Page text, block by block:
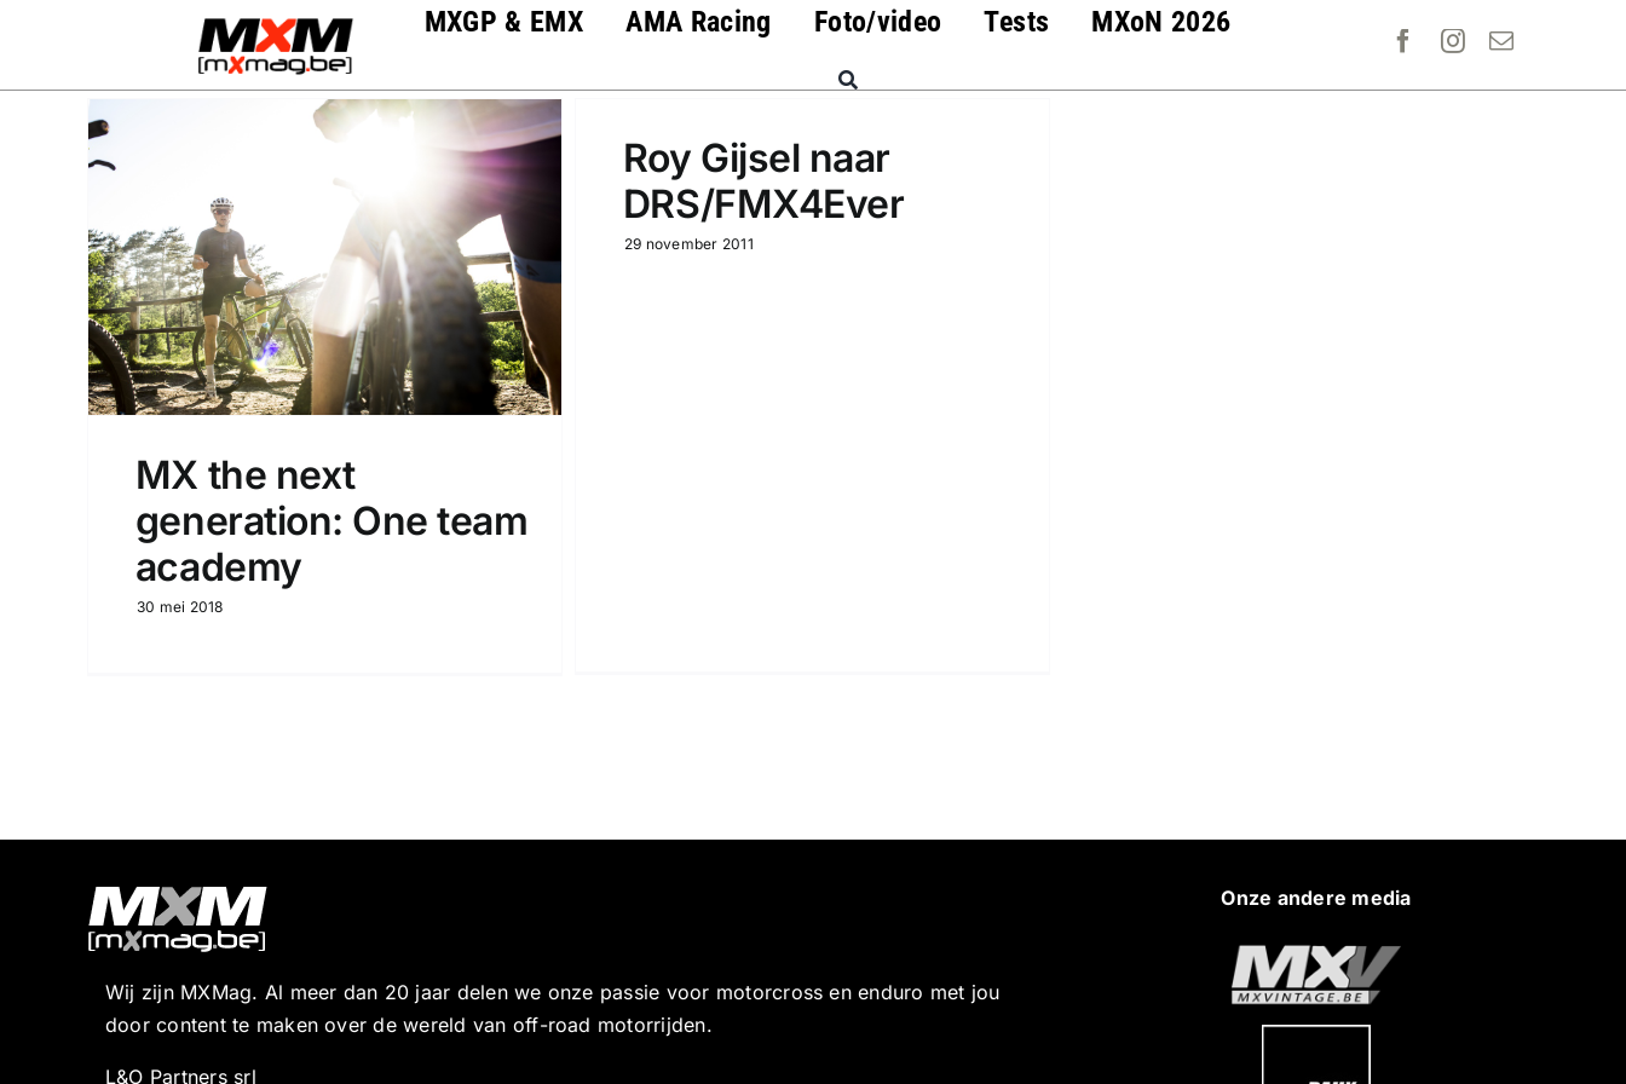
MXGP & EMX AMA Racing Foto/video Tests MXoN 2026
MX the next
generation: One team
academy
30 mei 2018
Roy Gijsel naar
DRS/FMX4Ever
29 november 2011
Wij zijn MXMag. Al meer dan 20 jaar delen we onze passie voor motorcross en enduro met jou
door content te maken over de wereld van off-road motorrijden.
L&O Partners srl
Onze andere media